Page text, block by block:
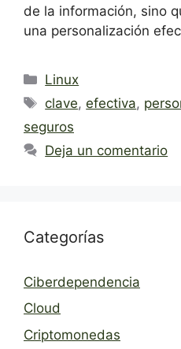
de la información, sino
una personalización
Categorías
Linux
Etiquetas
clave,efectiva,
seguros
Deja un comentario
Categorías
Ciberdependencia
Cloud
Criptomonedas